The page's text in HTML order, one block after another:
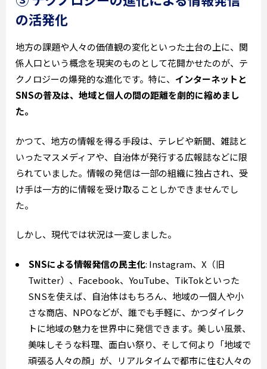
の活発化
地方の課題や人々の価値観の変化といった土台の上に、関
係人口という概念を現実のものとして花開かせたのが、テ
クノロジーの爆発的な進化です。特に、 インターネットと
SNSの普及は、地域と個人の間の距離を劇的に縮めまし
た。
かつて、地方の情報を得る手段は、テレビや新聞、雑誌と
いったマスメディアや、自治体が発行する広報誌などに限
られていました。情報の発信は一部の組織に独占され、受
け手は一方的に情報を受け取ることしかできませんでし
た。
しかし、現代では状況は一変しました。
SNSによる情報発信の民主化: Instagram、X（旧
Twitter）、Facebook、YouTube、TikTokといった
SNSを使えば、自治体はもちろん、地域の一個人や小
さな商店、NPOなどが、誰でも手軽に、かつダイレク
トに地域の魅力を世界中に発信できます。美しい風景、
美味しそうな料理、面白い祭り、そして何より「地域で
頑張る人々の顔」が、リアルタイムで都市に住む人々の